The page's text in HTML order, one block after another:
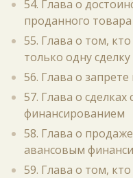
54. Глава о
проданного товара
55. Глава о том,
только одну
56. Глава о
57. Глава о
финансированием
58. Глава о
авансовым
59. Глава о том,